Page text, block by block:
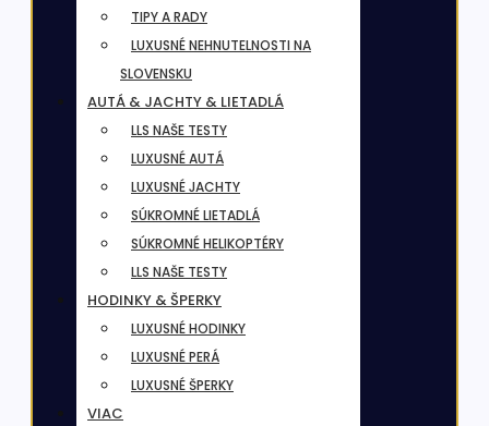
TIPY A RADY
LUXUSNÉ NEHNUTELNOSTI NA
SLOVENSKU
AUTÁ & JACHTY & LIETADLÁ
LLS NAŠE TESTY
LUXUSNÉ AUTÁ
LUXUSNÉ JACHTY
SÚKROMNÉ LIETADLÁ
SÚKROMNÉ HELIKOPTÉRY
LLS NAŠE TESTY
HODINKY & ŠPERKY
LUXUSNÉ HODINKY
LUXUSNÉ PERÁ
LUXUSNÉ ŠPERKY
VIAC